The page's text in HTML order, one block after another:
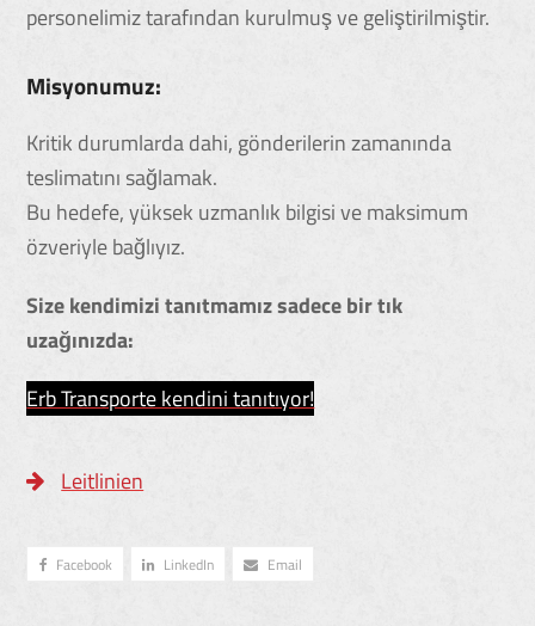
personelimiz tarafından kurulmuş ve geliştirilmiştir.
Misyonumuz:
Kritik durumlarda dahi, gönderilerin zamanında
teslimatını sağlamak.
Bu hedefe, yüksek uzmanlık bilgisi ve maksimum
özveriyle bağlıyız.
Size kendimizi tanıtmamız sadece bir tık
uzağınızda:
Erb Transporte kendini tanıtıyor!
Leitlinien
Facebook LinkedIn Email